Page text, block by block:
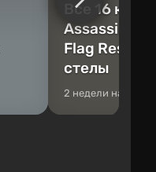
Все 16
Assassin's
Flag
стелы
2 недели назад